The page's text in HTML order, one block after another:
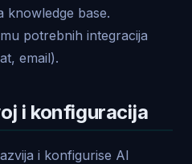
knowledge base.
potrebnih integracija
email).
i konfiguracija
i konfigurise AI